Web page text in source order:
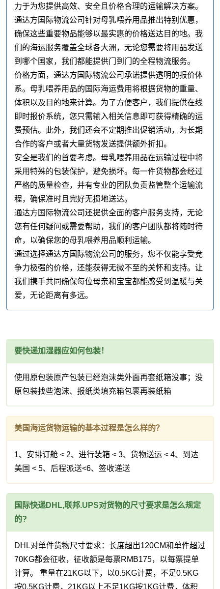
力于为您提供高效、安全且价格合理的运输解决方案。
通达方国际物流公司针对母乳喂养用品推出特别优惠，
确保这些重要物品能够以最实惠的价格送达目的地。我
们的海运服务覆盖全球各大洲，无论您需要将用品发送
到哪个国家，我们都能提供门到门的全程物流服务。
价格方面，通达方国际物流公司承诺提供透明的报价体
系。母乳喂养用品的国际海运费用将根据货物的重量、
体积以及目的地来计算。为了方便客户，我们提供在线
即时报价系统，您只需输入相关信息即可获得精确的运
费预估。此外，我们还会不定期推出促销活动，为长期
合作的客户或者大量货物发送提供额外折扣。
安全是我们的首要考虑。母乳喂养用品在运输过程中将
采用特殊的包装保护，避免损坏。每一件货物都会经过
严格的质量检查，并有专业的团队负责监管整个运输流
程，确保准时且完好无损地送达。
通达方国际物流公司还提供全面的客户服务支持，无论
您有任何疑问或需要帮助，我们的客户团队都将随时待
命，以确保您的母乳喂养用品顺利运输。
通过选择通达方国际物流公司的服务，您不仅能享受竞
争力极强的价格，还能获得无微不至的关怀和支持。让
我们携手共同确保每位母亲和宝宝都能感受到温暖与关
爱，无论距离有多远。
要快递加湿器应如何包装！
使用原包装原产包装已经泡沫类外面再套纸箱没事；没
原包装找些泡沫、报纸类填充箱包裹再装纸箱
美国海运货物运输的基本过程是怎么样的？
1、安排订舱 < 2、进行装箱 < 3、货物送运 < 4、到达
美国 < 5、后程派送<6、签收递送
国际快递DHL,联邦.UPS对货物的尺寸要求是怎么规定
的?
DHL对单件货物尺寸要求：长度超出120CM和单件超过
70KG都会征收，征收额是每票RMB175，以每票提单
计算。 重量在21KG以下，以0.5KG计费，不足0.5KG
按0.5KG计费，21KG以上不足1KG按1KG计费，体积